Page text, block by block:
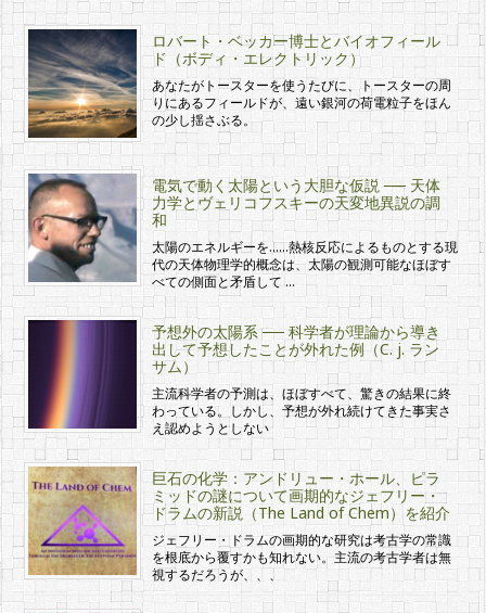
ロバート・ベッカー博士とバイオフィール
ド（ボディ・エレクトリック）
あなたがトースターを使うたびに、トースターの周
りにあるフィールドが、遠い銀河の荷電粒子をほん
の少し揺さぶる。
電気で動く太陽という大胆な仮説 ── 天体
力学とヴェリコフスキーの天変地異説の調
和
太陽のエネルギーを……熱核反応によるものとする現
代の天体物理学的概念は、太陽の観測可能なほぼす
べての側面と矛盾して …
予想外の太陽系 ── 科学者が理論から導き
出して予想したことが外れた例（C. j. ラン
サム）
主流科学者の予測は、ほぼすべて、驚きの結果に終
わっている。しかし、予想が外れ続けてきた事実さ
え認めようとしない
巨石の化学：アンドリュー・ホール、ピラ
ミッドの謎について画期的なジェフリー・
ドラムの新説（The Land of Chem）を紹介
ジェフリー・ドラムの画期的な研究は考古学の常識
を根底から覆すかも知れない。主流の考古学者は無
視するだろうが、、、